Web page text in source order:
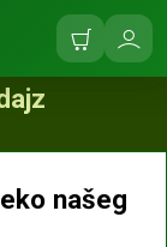
Korpa
se
našeg